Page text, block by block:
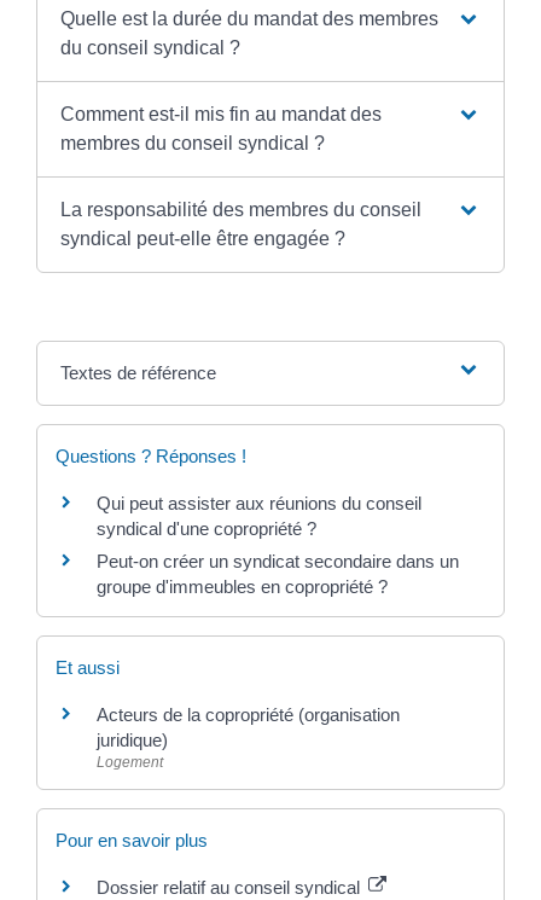
Quelle est la durée du mandat des membres
du conseil syndical ?
Comment est-il mis fin au mandat des
membres du conseil syndical ?
La responsabilité des membres du conseil
syndical peut-elle être engagée ?
Textes de référence
Questions ? Réponses !
Qui peut assister aux réunions du conseil
syndical d'une copropriété ?
Peut-on créer un syndicat secondaire dans un
groupe d'immeubles en copropriété ?
Et aussi
Acteurs de la copropriété (organisation
juridique)
Logement
Pour en savoir plus
Dossier relatif au conseil syndical